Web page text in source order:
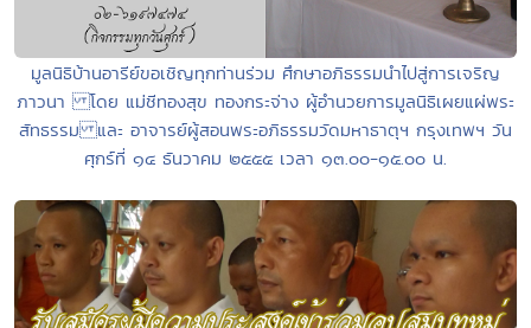
มูลนิธิบ้านอารีย์ขอเชิญทุกท่านร่วม ศึกษาอภิธรรมนำไปสู่การเจริญ
ภาวนา โดย แม่ชีทองสุข ทองกระจ่าง ผู้อำนวยการมูลนิธิเผยแผ่พระ
สัทธรรม และ อาจารย์ผู้สอนพระอภิธรรมวัดมหาธาตุฯ กรุงเทพฯ วัน
ศุกร์ที่ ๑๔ ธันวาคม ๒๕๕๕ เวลา ๑๓.๐๐-๑๕.๐๐ น.